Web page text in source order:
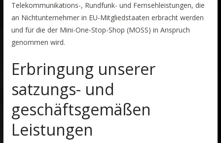
Telekommunikations-, Rundfunk- und Fernsehleistungen, die
an Nichtunternehmer in EU-Mitgliedstaaten erbracht werden
und für die der Mini-One-Stop-Shop (MOSS) in Anspruch
genommen wird.
Erbringung unserer
satzungs- und
geschäftsgemäßen
Leistungen